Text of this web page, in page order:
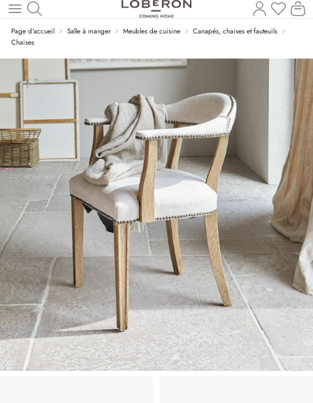
Revenir au contenu principal
Page d'accueil Salle à manger Meubles de cuisine
Canapés, chaises et fauteuils
Chaises